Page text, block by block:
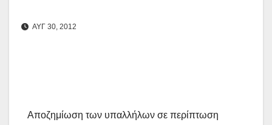
ΑΥΓ 30, 2012
Αποζημίωση των υπαλλήλων σε περίπτωση